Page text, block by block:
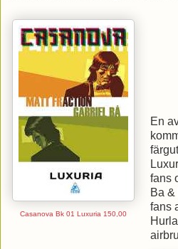
Casanova Bk 01 Luxuria 150,00
En
fans
Ba
fans